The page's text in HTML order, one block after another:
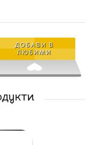
ДОБАВИ В
ЛЮБИМИ